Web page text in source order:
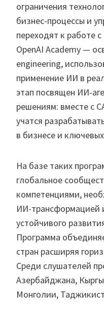
ограничения
бизнес-процессы и
переходят к работе
OpenAI Academy —
engineering,
применение ИИ в
этап посвящен ИИ-
решениям: вместе с
учатся
в бизнесе и
На базе таких
глобальное
компетенциями,
ИИ-трансформацией
устойчивого
Программа
стран расширяя
Среди слушателей
Азербайджана,
Монголии,